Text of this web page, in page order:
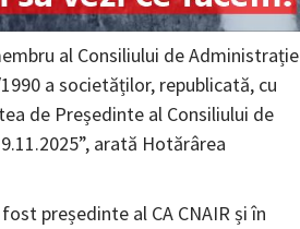
al Consiliului de Administrație
a societăților, republicată, cu
de Președinte al Consiliului de
arată Hotărârea
președinte al CA CNAIR și în